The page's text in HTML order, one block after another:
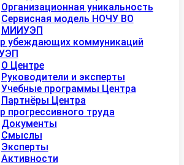
Организационная уникальность
Сервисная модель НОЧУ ВО
МИИУЭП
убеждающих коммуникаций
О Центре
Руководители и эксперты
Учебные программы Центра
Партнёры Центра
прогрессивного труда
Документы
Смыслы
Эксперты
Активности